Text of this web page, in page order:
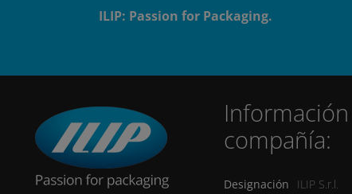
ILIP: Passion for Packaging.
compañía:
Designación ILIP S.r.l.